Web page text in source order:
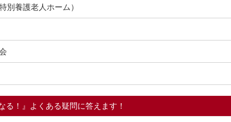
別養護老人ホーム）
る！』よくある疑問に答えます！